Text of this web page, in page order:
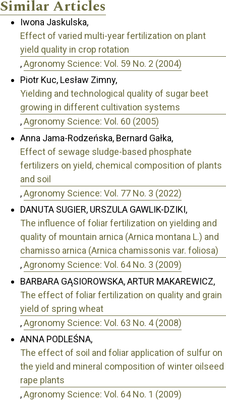
Similar Articles
Iwona Jaskulska,
Effect of varied multi-year fertilization on plant
yield quality in crop rotation
,Agronomy Science: Vol. 59 No. 2 (2004)
Piotr Kuc, Lesław Zimny,
Yielding and technological quality of sugar beet
growing in different cultivation systems
,Agronomy Science: Vol. 60 (2005)
Anna Jama-Rodzeńska, Bernard Gałka,
Effect of sewage sludge-based phosphate
fertilizers on yield, chemical composition of plants
and soil
,Agronomy Science: Vol. 77 No. 3 (2022)
DANUTA SUGIER, URSZULA GAWLIK-DZIKI,
The influence of foliar fertilization on yielding and
quality of mountain arnica (Arnica montana L.) and
chamisso arnica (Arnica chamissonis var. foliosa)
,Agronomy Science: Vol. 64 No. 3 (2009)
BARBARA GĄSIOROWSKA, ARTUR MAKAREWICZ,
The effect of foliar fertilization on quality and grain
yield of spring wheat
,Agronomy Science: Vol. 63 No. 4 (2008)
ANNA PODLEŚNA,
The effect of soil and foliar application of sulfur on
the yield and mineral composition of winter oilseed
rape plants
,Agronomy Science: Vol. 64 No. 1 (2009)